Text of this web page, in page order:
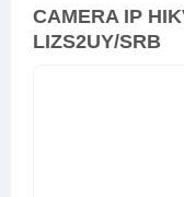
CAMERA IP
LIZS2UY/SRB